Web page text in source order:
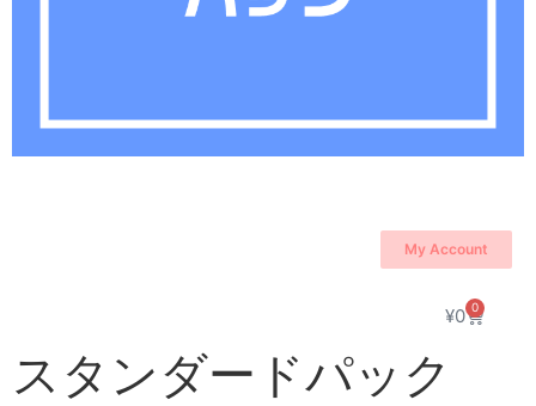
My Account
¥0 0
スタンダードパック